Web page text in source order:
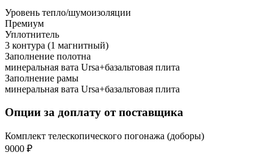
Уровень тепло/шумоизоляции
Премиум
Уплотнитель
3 контура (1 магнитный)
Заполнение полотна
минеральная вата Ursa+базальтовая плита
Заполнение рамы
минеральная вата Ursa+базальтовая плита
Опции за доплату от поставщика
Комплект телескопического погонажа (доборы)
9000 ₽